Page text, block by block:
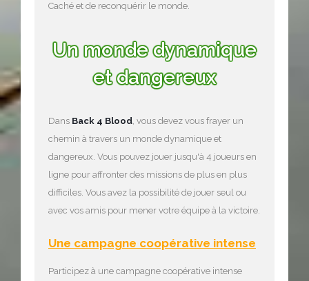
Caché et de reconquérir le monde.
Un monde dynamique
et dangereux
Dans Back 4 Blood , vous devez vous frayer un
chemin à travers un monde dynamique et
dangereux. Vous pouvez jouer jusqu'à 4 joueurs en
ligne pour affronter des missions de plus en plus
difficiles. Vous avez la possibilité de jouer seul ou
avec vos amis pour mener votre équipe à la victoire.
Une campagne coopérative intense
Participez à une campagne coopérative intense